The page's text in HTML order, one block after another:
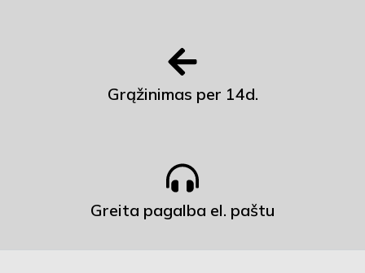
Grąžinimas per 14d.
Greita pagalba el. paštu